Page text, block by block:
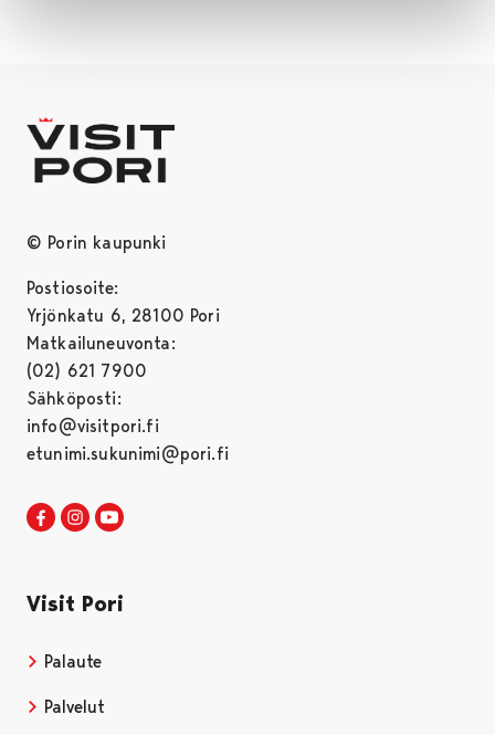
© Porin kaupunki
Postiosoite:
Yrjönkatu 6, 28100 Pori
Matkailuneuvonta:
(02) 621 7900
Sähköposti:
info@visitpori.fi
etunimi.sukunimi@pori.fi
Visit Pori Facebookissa
Avautuu uudessa välilehdessä
Visit Pori Instagrammissa
Avautuu uudessa välilehdessä
Visit Pori
Palaute
Palvelut